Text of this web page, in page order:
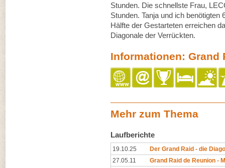
Stunden. Die schnellste Frau,
Stunden. Tanja und ich
Hälfte der Gestarteten erreichen
Diagonale der Verrückten.
Informationen: Grand
Mehr zum Thema
Laufberichte
19.10.25
Der Grand Raid - die
27.05.11
Grand Raid de Reunion -